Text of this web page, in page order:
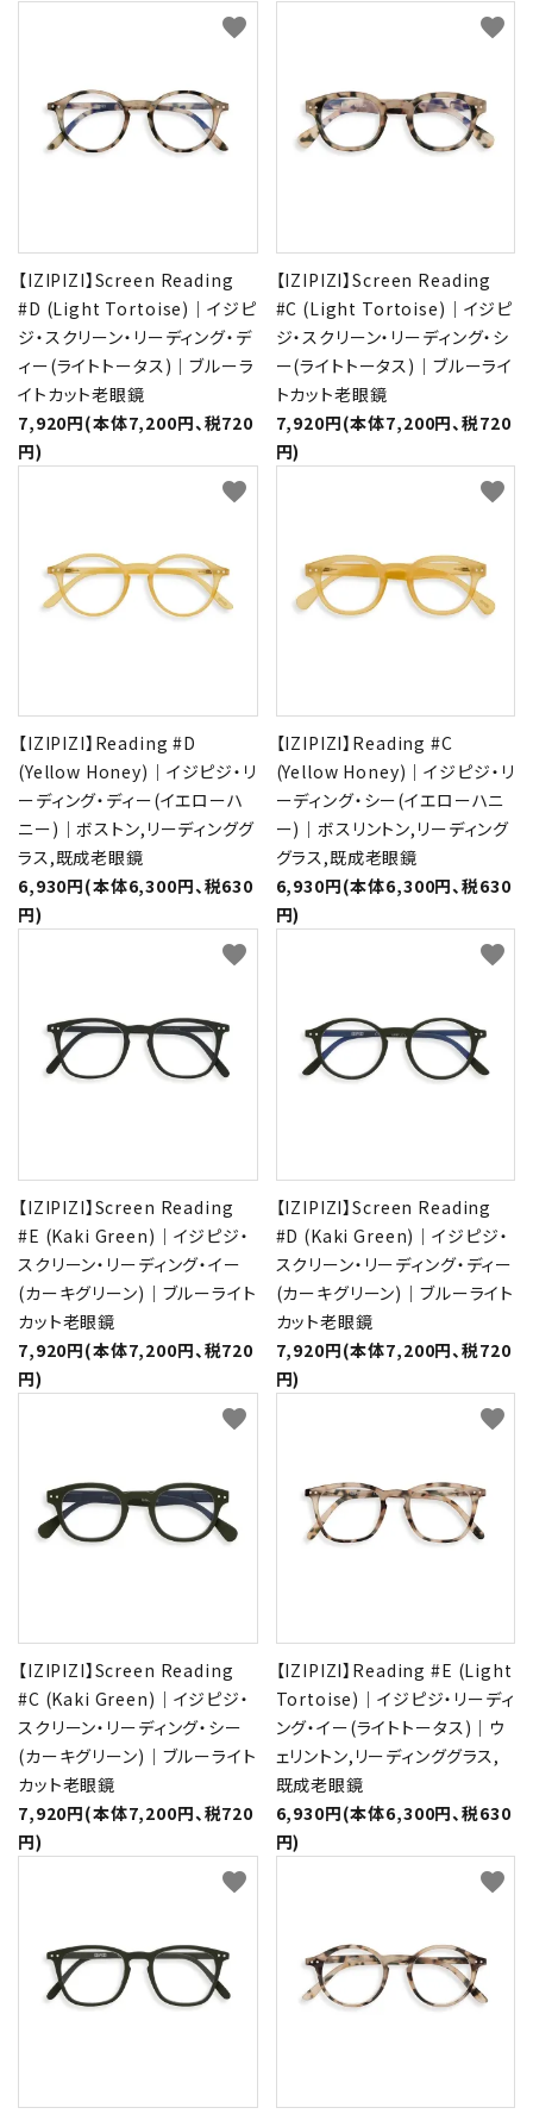
【IZIPIZI】Screen Reading
#D (Light Tortoise)｜イジピ
ジ・スクリーン・リーディング・デ
ィー(ライトトータス)｜ブルーラ
イトカット老眼鏡
7,920円(本体7,200円、税720
円)
favorite
【IZIPIZI】Screen Reading
#C (Light Tortoise)｜イジピ
ジ・スクリーン・リーディング・シ
ー(ライトトータス)｜ブルーライ
トカット老眼鏡
7,920円(本体7,200円、税720
円)
favorite
【IZIPIZI】Reading #D
(Yellow Honey)｜イジピジ・リ
ーディング・ディー(イエローハ
ニー)｜ボストン,リーディンググ
ラス,既成老眼鏡
6,930円(本体6,300円、税630
円)
favorite
【IZIPIZI】Reading #C
(Yellow Honey)｜イジピジ・リ
ーディング・シー(イエローハニ
ー)｜ボスリントン,リーディング
グラス,既成老眼鏡
6,930円(本体6,300円、税630
円)
favorite
【IZIPIZI】Screen Reading
#E (Kaki Green)｜イジピジ・
スクリーン・リーディング・イー
(カーキグリーン)｜ブルーライト
カット老眼鏡
7,920円(本体7,200円、税720
円)
favorite
【IZIPIZI】Screen Reading
#D (Kaki Green)｜イジピジ・
スクリーン・リーディング・ディー
(カーキグリーン)｜ブルーライト
カット老眼鏡
7,920円(本体7,200円、税720
円)
favorite
【IZIPIZI】Screen Reading
#C (Kaki Green)｜イジピジ・
スクリーン・リーディング・シー
(カーキグリーン)｜ブルーライト
カット老眼鏡
7,920円(本体7,200円、税720
円)
favorite
【IZIPIZI】Reading #E (Light
Tortoise)｜イジピジ・リーディ
ング・イー(ライトトータス)｜ウ
ェリントン,リーディンググラス,
既成老眼鏡
6,930円(本体6,300円、税630
円)
favorite
favorite favorite